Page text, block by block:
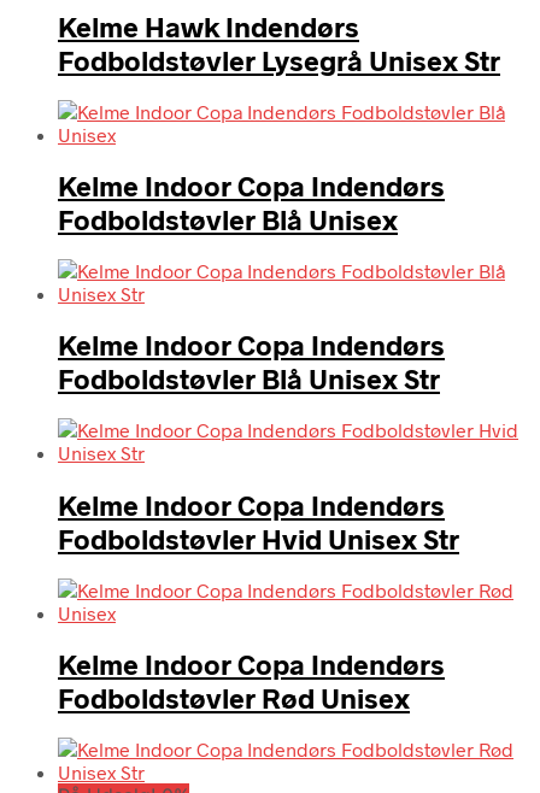
Kelme Hawk Indendørs
Fodboldstøvler Lysegrå Unisex Str
Kelme Indoor Copa Indendørs
Fodboldstøvler Blå Unisex
Kelme Indoor Copa Indendørs
Fodboldstøvler Blå Unisex Str
Kelme Indoor Copa Indendørs
Fodboldstøvler Hvid Unisex Str
Kelme Indoor Copa Indendørs
Fodboldstøvler Rød Unisex